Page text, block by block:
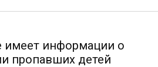
имеет информации о
пропавших детей